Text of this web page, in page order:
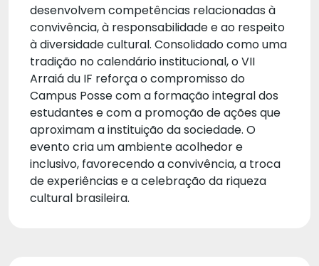
desenvolvem competências relacionadas à
convivência, à responsabilidade e ao respeito
à diversidade cultural. Consolidado como uma
tradição no calendário institucional, o VII
Arraiá du IF reforça o compromisso do
Campus Posse com a formação integral dos
estudantes e com a promoção de ações que
aproximam a instituição da sociedade. O
evento cria um ambiente acolhedor e
inclusivo, favorecendo a convivência, a troca
de experiências e a celebração da riqueza
cultural brasileira.